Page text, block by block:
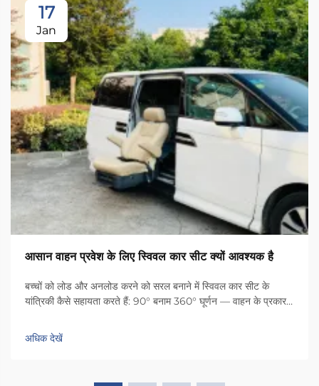
17
Jan
आसान वाहन प्रवेश के लिए स्विवल कार सीट क्यों आवश्यक है
बच्चों को लोड और अनलोड करने को सरल बनाने में स्विवल कार सीट के
यांत्रिकी कैसे सहायता करते हैं: 90° बनाम 360° घूर्णन — वाहन के प्रकार
का मिलान करना। सही घूर्णन सीमा का चयन उपयोगिता और सुरक्षा को
अधिकतम करता है: 90° घूर्णन...
अधिक देखें